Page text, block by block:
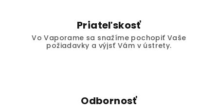
Priateľskosť
Vo Vaporame sa snažíme pochopiť Vaše
požiadavky a výjsť Vám v ústrety.
Odbornosť